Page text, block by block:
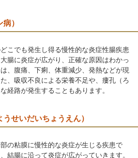
）
こでも発生し得る慢性的な炎症性腸疾患
腸に炎症が広がり、正確な原因はわかっ
、腹痛、下痢、体重減少、発熱などが現
、吸収不良による栄養不足や、瘻孔（ろ
経路が発生することもあります。
せいだいちょうえん）
の粘膜に慢性的な炎症が生じる疾患で
結腸に沿って炎症が広がっていきます。